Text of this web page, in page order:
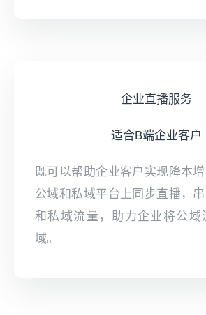
企业直播服务
适合B端企业客户
既可以帮助企业客户实现降本
公域和私域平台上同步直播，
和私域流量，助力企业将公域
域。